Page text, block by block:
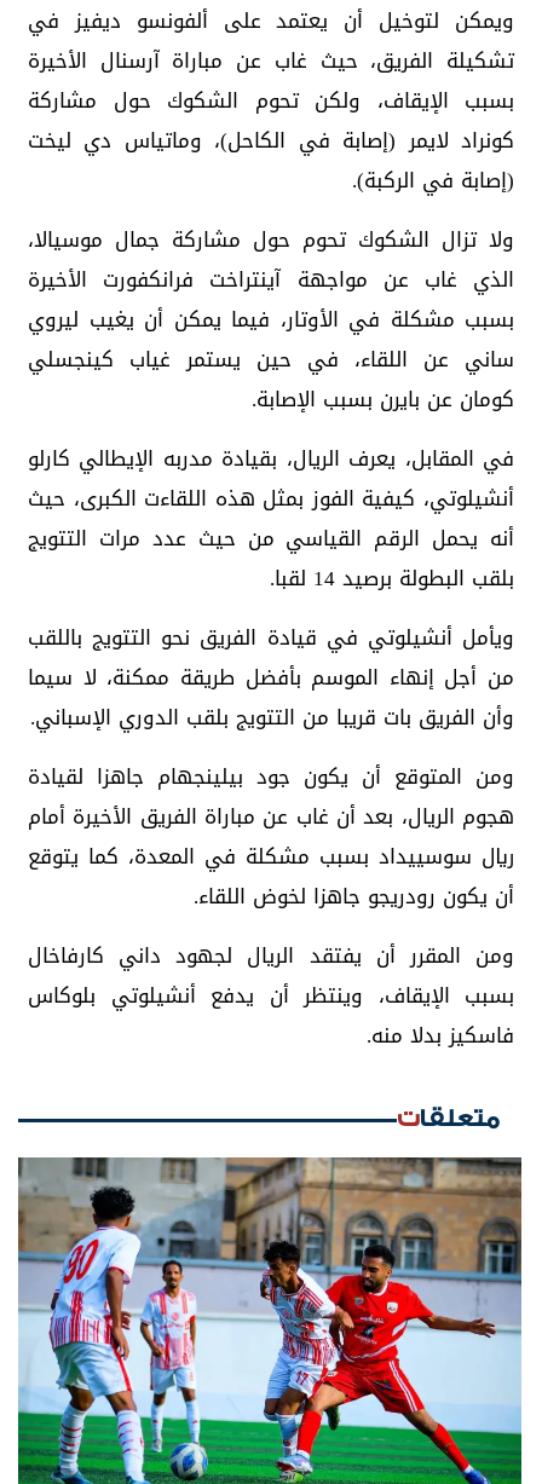
ويمكن لتوخيل أن يعتمد على ألفونسو ديفيز في
تشكيلة الفريق، حيث غاب عن مباراة آرسنال الأخيرة
بسبب الإيقاف، ولكن تحوم الشكوك حول مشاركة
كونراد لايمر (إصابة في الكاحل)، وماتياس دي ليخت
(إصابة في الركبة).
ولا تزال الشكوك تحوم حول مشاركة جمال موسيالا،
الذي غاب عن مواجهة آينتراخت فرانكفورت الأخيرة
بسبب مشكلة في الأوتار، فيما يمكن أن يغيب ليروي
ساني عن اللقاء، في حين يستمر غياب كينجسلي
كومان عن بايرن بسبب الإصابة.
في المقابل، يعرف الريال، بقيادة مدربه الإيطالي كارلو
أنشيلوتي، كيفية الفوز بمثل هذه اللقاءت الكبرى، حيث
أنه يحمل الرقم القياسي من حيث عدد مرات التتويج
بلقب البطولة برصيد 14 لقبا.
ويأمل أنشيلوتي في قيادة الفريق نحو التتويج باللقب
من أجل إنهاء الموسم بأفضل طريقة ممكنة، لا سيما
وأن الفريق بات قريبا من التتويج بلقب الدوري الإسباني.
ومن المتوقع أن يكون جود بيلينجهام جاهزا لقيادة
هجوم الريال، بعد أن غاب عن مباراة الفريق الأخيرة أمام
ريال سوسييداد بسبب مشكلة في المعدة، كما يتوقع
أن يكون رودريجو جاهزا لخوض اللقاء.
ومن المقرر أن يفتقد الريال لجهود داني كارفاخال
بسبب الإيقاف، وينتظر أن يدفع أنشيلوتي بلوكاس
فاسكيز بدلا منه.
متعلقات